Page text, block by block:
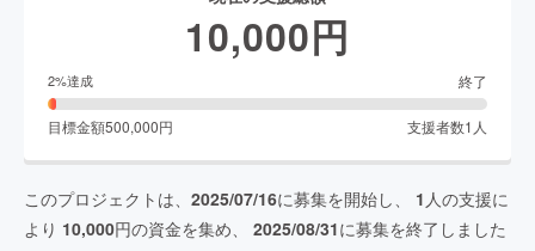
10,000円
2%達成 終了
目標金額500,000円 支援者数1 人
このプロジェクトは、 2025/07/16に募集を開始し、 1 人の支援に
より 10,000円の資金を集め、 2025/08/31に募集を終了しました